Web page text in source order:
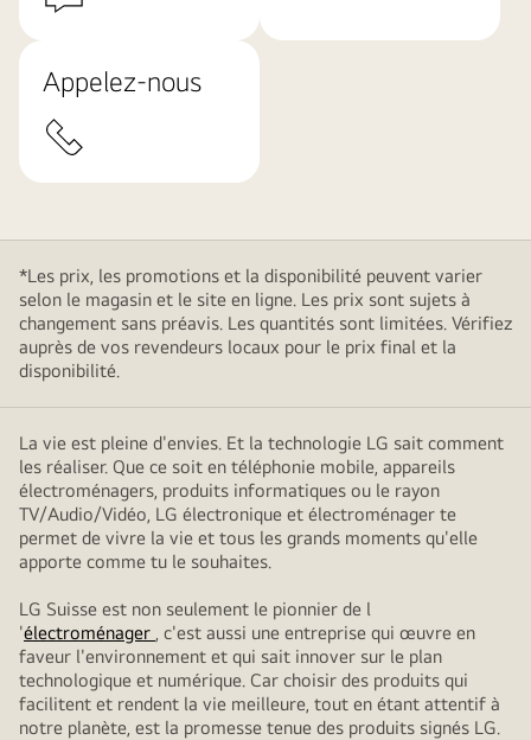
Appelez-nous
*Les prix, les promotions et la disponibilité peuvent varier
selon le magasin et le site en ligne. Les prix sont sujets à
changement sans préavis. Les quantités sont limitées. Vérifiez
auprès de vos revendeurs locaux pour le prix final et la
disponibilité.
La vie est pleine d'envies. Et la technologie LG sait comment
les réaliser. Que ce soit en téléphonie mobile, appareils
électroménagers, produits informatiques ou le rayon
TV/Audio/Vidéo, LG électronique et électroménager te
permet de vivre la vie et tous les grands moments qu'elle
apporte comme tu le souhaites.
LG Suisse est non seulement le pionnier de l
'électroménager , c'est aussi une entreprise qui œuvre en
faveur l'environnement et qui sait innover sur le plan
technologique et numérique. Car choisir des produits qui
facilitent et rendent la vie meilleure, tout en étant attentif à
notre planète, est la promesse tenue des produits signés LG.